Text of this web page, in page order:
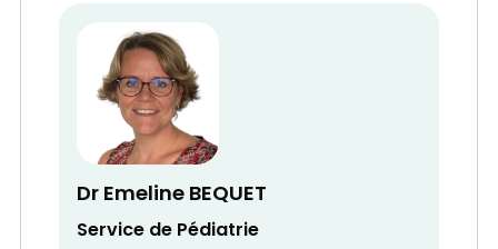
Dr Emeline BEQUET
Service de Pédiatrie